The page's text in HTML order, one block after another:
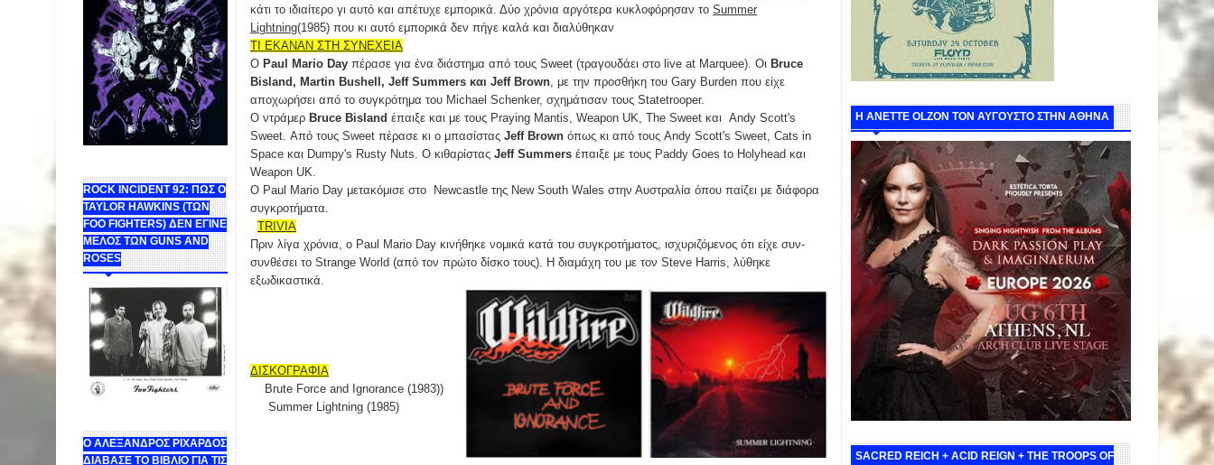
ROCK INCIDENT 92: ΠΩΣ Ο
TAYLOR HAWKINS (ΤΩΝ
FOO FIGHTERS) ΔΕΝ ΕΓΙΝΕ
ΜΕΛΟΣ ΤΩΝ GUNS AND
ROSES
Ο ΑΛΕΞΑΝΔΡΟΣ ΡΙΧΑΡΔΟΣ
ΔΙΑΒΑΣΕ ΤΟ ΒΙΒΛΙΟ ΓΙΑ ΤΙΣ
κάτι το ιδιαίτερο γι αυτό και απέτυχε εμπορικά. Δύο χρόνια αργότερα κυκλοφόρησαν το Summer
Lightning(1985) που κι αυτό εμπορικά δεν πήγε καλά και διαλύθηκαν
ΤΙ ΕΚΑΝΑΝ ΣΤΗ ΣΥΝΕΧΕΙΑ
Ο Paul Mario Day πέρασε για ένα διάστημα από τους Sweet (τραγουδάει στο live at Marquee). Οι Bruce
Bisland, Martin Bushell, Jeff Summers και Jeff Brown, με την προσθήκη του Gary Burden που είχε
αποχωρήσει από το συγκρότημα του Michael Schenker, σχημάτισαν τους Statetrooper.
Ο ντράμερ Bruce Bisland έπαιξε και με τους Praying Mantis, Weapon UK, The Sweet και Andy Scott's
Sweet. Από τους Sweet πέρασε κι ο μπασίστας Jeff Brown όπως κι από τους Andy Scott's Sweet, Cats in
Space και Dumpy's Rusty Nuts. Ο κιθαρίστας Jeff Summers έπαιξε με τους Paddy Goes to Holyhead και
Weapon UK.
Ο Paul Mario Day μετακόμισε στο Newcastle της New South Wales στην Αυστραλία όπου παίζει με διάφορα
συγκροτήματα.
TRIVIA
Πριν λίγα χρόνια, o Paul Mario Day κινήθηκε νομικά κατά του συγκροτήματος, ισχυριζόμενος ότι είχε συν-
συνθέσει το Strange World (από τον πρώτο δίσκο τους). Η διαμάχη του με τον Steve Harris, λύθηκε
εξωδικαστικά.
ΔΙΣΚΟΓΡΑΦΙΑ
Brute Force and Ignorance (1983))
Summer Lightning (1985)
Η ANETTE OLZON ΤΟΝ ΑΥΓΟΥΣΤΟ ΣΤΗΝ ΑΘΗΝΑ
SACRED REICH + ACID REIGN + THE TROOPS OF